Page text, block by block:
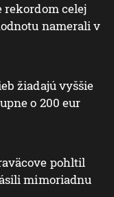
rekordom celej
namerali v
žiadajú vyššie
o 200 eur
pohltil
mimoriadnu